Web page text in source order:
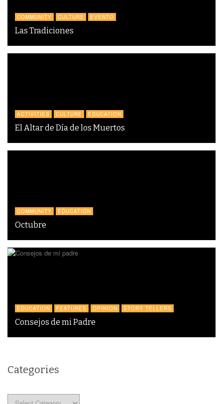
COMMUNITY CULTURE EVENTO
Las Tradiciones
ACTIVITIES CULTURE EDUCATION
El Altar de Día de los Muertos
COMMUNITY EDUCATION
Octubre
EDUCATION FEATURES OPINION STORY TELLERS
Consejos de mi Padre
Categories
Categories